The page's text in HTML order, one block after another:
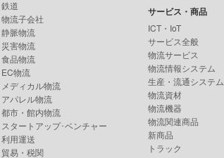
鉄道
物流子会社
静脈物流
災害物流
食品物流
EC物流
メディカル物流
アパレル物流
都市・館内物流
スタートアップ･ベンチャー
利用運送
貿易・税関
サービス・商品
ICT・IoT
サービス全般
物流サービス
物流情報システム
生産・流通システム
物流資材
物流機器
物流関連商品
新商品
トラック